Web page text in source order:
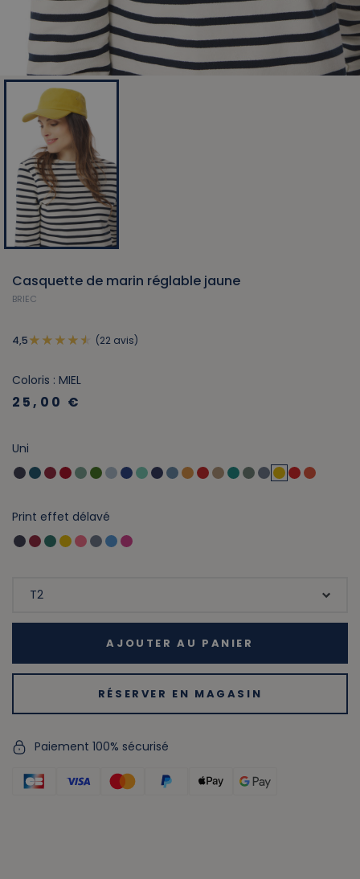
Casquette de marin réglable jaune
BRIEC
4,5 (22 avis)
Coloris : MIEL
25,00 €
Uni
Print effet délavé
AJOUTER AU PANIER
RÉSERVER EN MAGASIN
Paiement 100% sécurisé